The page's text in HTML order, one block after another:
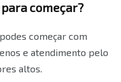
começar?
começar com
e atendimento pelo
altos.